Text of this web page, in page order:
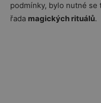
podmínky, bylo nutné
řada magických rituálů.